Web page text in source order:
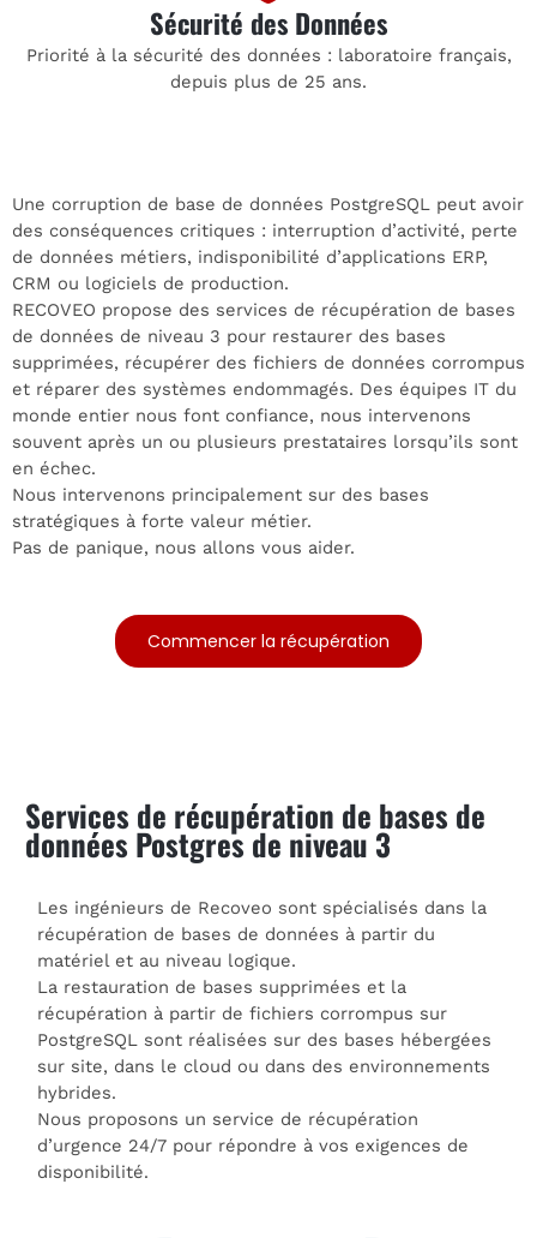
Sécurité des Données
Priorité à la sécurité des données : laboratoire français,
depuis plus de 25 ans.
Une corruption de base de données PostgreSQL peut avoir
des conséquences critiques : interruption d’activité, perte
de données métiers, indisponibilité d’applications ERP,
CRM ou logiciels de production.
RECOVEO propose des services de récupération de bases
de données de niveau 3 pour restaurer des bases
supprimées, récupérer des fichiers de données corrompus
et réparer des systèmes endommagés. Des équipes IT du
monde entier nous font confiance, nous intervenons
souvent après un ou plusieurs prestataires lorsqu’ils sont
en échec.
Nous intervenons principalement sur des bases
stratégiques à forte valeur métier.
Pas de panique, nous allons vous aider.
Commencer la récupération
Services de récupération de bases de
données Postgres de niveau 3
Les ingénieurs de Recoveo sont spécialisés dans la
récupération de bases de données à partir du
matériel et au niveau logique.
La restauration de bases supprimées et la
récupération à partir de fichiers corrompus sur
PostgreSQL sont réalisées sur des bases hébergées
sur site, dans le cloud ou dans des environnements
hybrides.
Nous proposons un service de récupération
d’urgence 24/7 pour répondre à vos exigences de
disponibilité.